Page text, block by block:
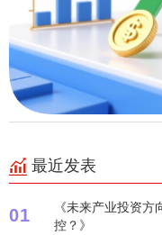
最近发表
01
《未来产业投资
控？》